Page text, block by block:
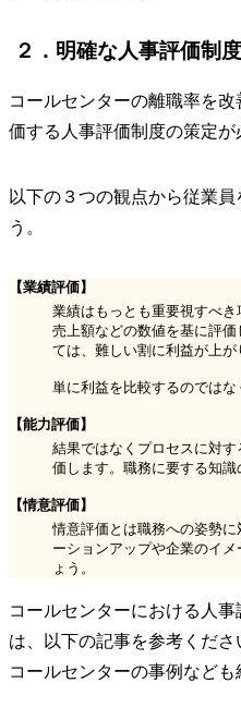
２．明確な人事評価制
コールセンターの離職率を
価する人事評価制度の策定が
以下の３つの観点から従業
う。
【業績評価】
業績はもっとも重要視すべ
売上額などの数値を基に評
ては、難しい割に利益が上が
単に利益を比較するのではな
【能力評価】
結果ではなくプロセスに対
価します。職務に要する知識
【情意評価】
情意評価とは職務への姿勢
ーションアップや企業のイ
ょう。
コールセンターにおける人
は、以下の記事を参考くだ
コールセンターの事例なども